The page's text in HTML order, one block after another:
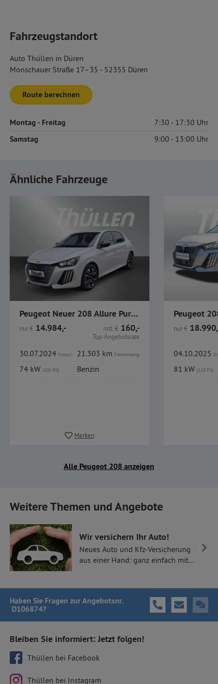
Fahrzeugstandort
Auto Thüllen in Düren
Monschauer Straße 17–35 - 52355 Düren
Route berechnen
Montag - Freitag 7:30 17:30
Samstag 9:00 13:00
Ähnliche Fahrzeuge
Peugeot Neuer 208 Allure PureTech 100 LED CarPlay Alu
nur€ 14.984,- mtl.€ 160,-
Top-Angebotsrate
30.07.2024 Erstzul. 21.303 km Fahrleistung
74 kW (101 PS) Benzin
Merken
nur€
04.10.2025
81 kW (110 PS)
Alle Peugeot 208 anzeigen
Weitere Themen und Angebote
Wir versichern Ihr Auto!
Neues Auto und Kfz-Versicherung
aus einer Hand: ganz einfach mit
Haben Sie Fragen zur Angebotsnr.
D106874?
Bleiben Sie informiert: Jetzt folgen!
Thüllen bei Facebook
Thüllen bei Instagram